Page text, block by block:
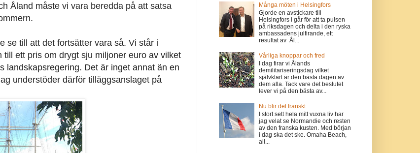
Åland måste vi vara beredda på att satsa
se till att det fortsätter vara så. Vi står i
ett pris om drygt sju miljoner euro av vilket
landskapsregering. Det är inget annat än en
understöder därför tilläggsanslaget på
Många möten i Helsingfors
Gjorde en avstickare till
Helsingfors i går för att ta pulsen
på riksdagen och delta i den ryska
ambassadens julfirande, ett
resultat av Ål...
Vårliga knoppar och fred
I dag firar vi Ålands
demilitariseringsdag vilket
självklart är den bästa dagen av
dem alla. Tack vare det beslutet
lever vi på den bästa av...
Nu blir det franskt
I stort sett hela mitt vuxna liv har
jag velat se Normandie och resten
av den franska kusten. Med början
i dag ska det ske. Omaha Beach,
all...